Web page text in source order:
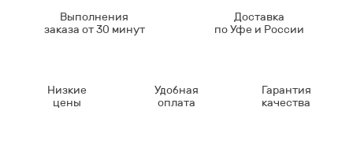
Выполнения
заказа от 30 минут
Доставка
по Уфе и России
Низкие
цены
Удобная
оплата
Гарантия
качества